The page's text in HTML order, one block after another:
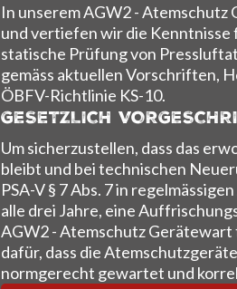
In unserem AGW2 -
und vertiefen wir die
statische Prüfung von
gemäss aktuellen Vorschriften,
ÖBFV-Richtlinie KS-10.
GESETZLICH
Um sicherzustellen, dass das
bleibt und bei technischen
PSA-V § 7 Abs. 7 in
alle drei Jahre, eine
AGW2 - Atemschutz
dafür, dass die
normgerecht gewartet und